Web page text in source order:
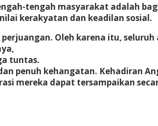
tengah masyarakat adalah
kerakyatan dan keadilan sosial.
Oleh karena itu,
tuntas.
penuh kehangatan. Kehadiran
mereka dapat tersampaikan